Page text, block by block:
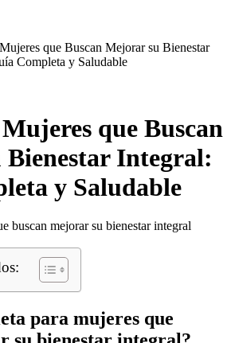
que Buscan Mejorar su Bienestar
Completa y Saludable
que Buscan
Integral:
y Saludable
para mujeres que